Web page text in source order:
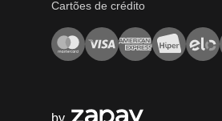
Cartões de crédito
by